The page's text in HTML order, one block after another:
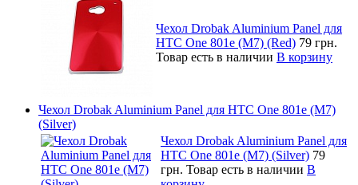
Чехол Drobak Aluminium Panel для
HTC One 801e (M7) (Red) 79 грн.
Товар есть в наличии В корзину
Чехол Drobak Aluminium Panel для HTC One 801e (M7)
(Silver)
Чехол Drobak Aluminium Panel для
HTC One 801e (M7) (Silver) 79
грн. Товар есть в наличии В